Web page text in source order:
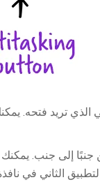
تريد فتحه.
جنبًا إلى جنب.
الثاني في